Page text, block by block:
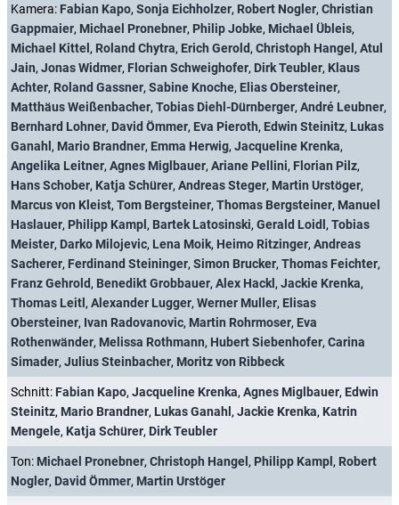
Kamera: Fabian Kapo, Sonja Eichholzer, Robert Nogler, Christian
Gappmaier, Michael Pronebner, Philip Jobke, Michael Übleis,
Michael Kittel , Roland Chytra, Erich Gerold , Christoph Hangel , Atul
Jain, Jonas Widmer, Florian Schweighofer, Dirk Teubler, Klaus
Achter, Roland Gassner, Sabine Knoche, Elias Obersteiner,
Matthäus Weißenbacher, Tobias Diehl-Dürnberger, André Leubner,
Bernhard Lohner, David Ömmer, Eva Pieroth, Edwin Steinitz, Lukas
Ganahl , Mario Brandner, Emma Herwig, Jacqueline Krenka,
Angelika Leitner, Agnes Miglbauer, Ariane Pellini, Florian Pilz,
Hans Schober, Katja Schürer, Andreas Steger, Martin Urstöger,
Marcus von Kleist, Tom Bergsteiner, Thomas Bergsteiner, Manuel
Haslauer, Philipp Kampl , Bartek Latosinski, Gerald Loidl , Tobias
Meister, Darko Milojevic, Lena Moik, Heimo Ritzinger, Andreas
Sacherer, Ferdinand Steininger, Simon Brucker, Thomas Feichter,
Franz Gehrold , Benedikt Grobbauer, Alex Hackl , Jackie Krenka,
Thomas Leitl , Alexander Lugger, Werner Muller, Elisas
Obersteiner, Ivan Radovanovic, Martin Rohrmoser, Eva
Rothenwänder, Melissa Rothmann, Hubert Siebenhofer, Carina
Simader, Julius Steinbacher, Moritz von Ribbeck
Schnitt: Fabian Kapo, Jacqueline Krenka, Agnes Miglbauer, Edwin
Steinitz, Mario Brandner, Lukas Ganahl , Jackie Krenka, Katrin
Mengele, Katja Schürer, Dirk Teubler
Ton: Michael Pronebner, Christoph Hangel , Philipp Kampl , Robert
Nogler, David Ömmer, Martin Urstöger